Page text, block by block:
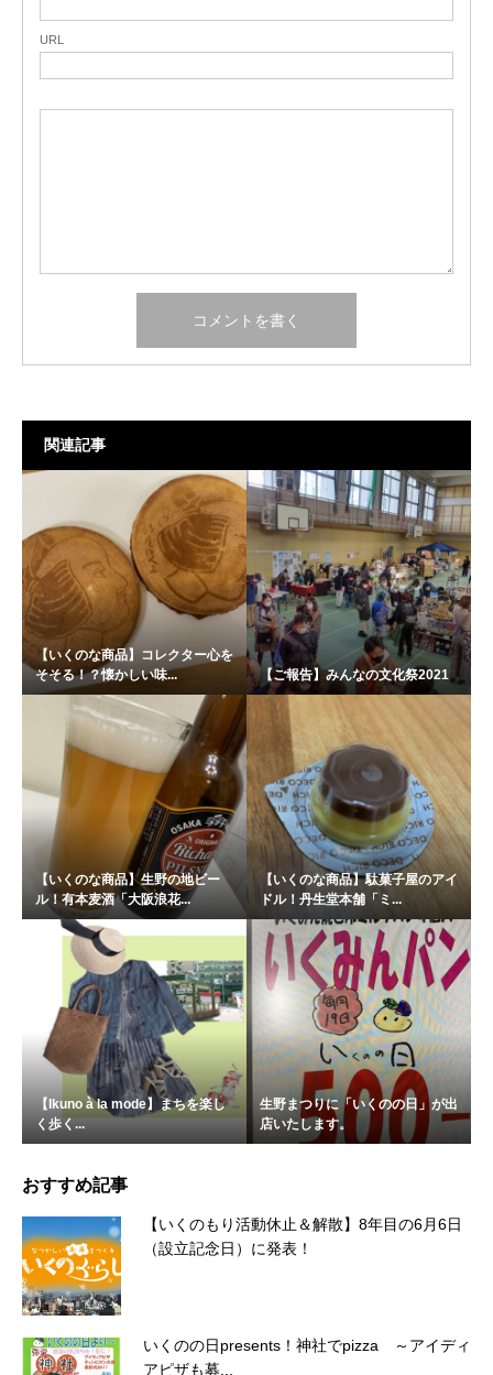
URL
関連記事
【いくのな商品】コレクター心を
そそる！？懐かしい味...
【ご報告】みんなの文化祭2021
【いくのな商品】生野の地ビー
ル！有本麦酒「大阪浪花...
【いくのな商品】駄菓子屋のアイ
ドル！丹生堂本舗「ミ...
【Ikuno à la mode】まちを楽し
く歩く...
生野まつりに「いくのの日」が出
店いたします。
おすすめ記事
【いくのもり活動休止＆解散】8年目の6月6日
（設立記念日）に発表！
いくのの日presents！神社でpizza ～アイディ
アピザも募...